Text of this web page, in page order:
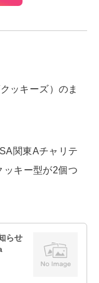
ッキーズ）のま
関東Aチャリテ
ッキー型が2個つ
らせ